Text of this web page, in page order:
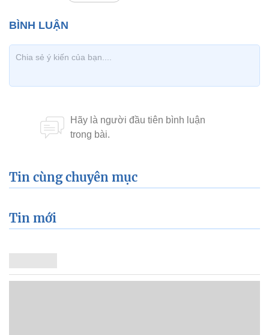
Tin cùng chuyên mục
Tin mới